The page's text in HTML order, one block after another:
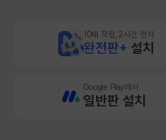
10배 적립, 2시간 먼저
완전판+ 설치
Google Play에서
일반판 설치